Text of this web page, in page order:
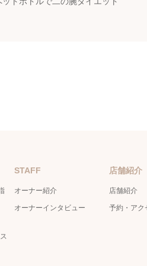
STAFF
オーナー紹介
オーナーインタビュー
店舗紹介
店舗紹介
予約・アク